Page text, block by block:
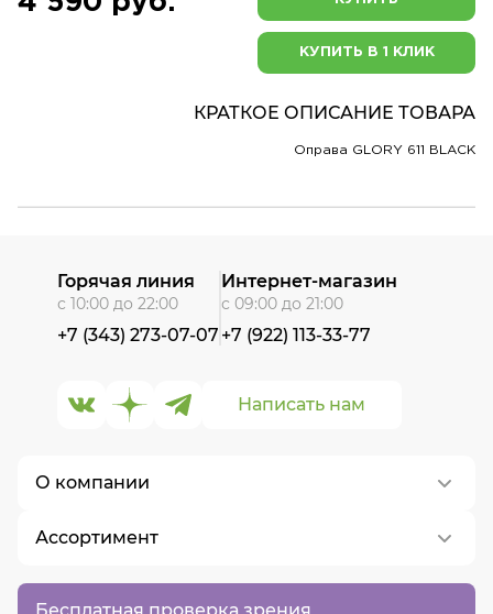
КУПИТЬ В 1 КЛИК
КРАТКОЕ ОПИСАНИЕ ТОВАРА
Оправа GLORY 611 BLACK
Бесплатная проверка зрения
О компании
О нас
Контакты
Ассортимент
Написать нам
Горячая линия
с 10:00 до 22:00
+7 (343) 273-07-07
Интернет-магазин
с 09:00 до 21:00
+7 (922) 113-33-77